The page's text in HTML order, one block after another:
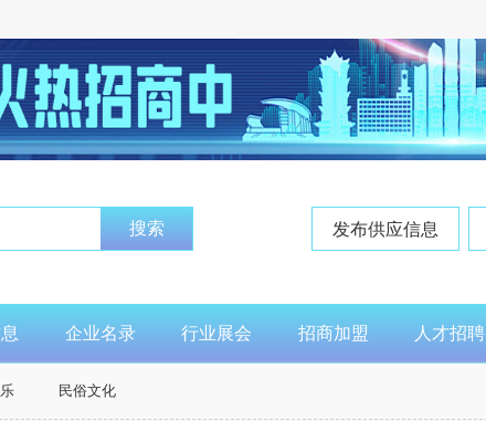
搜索 发布供应信息
企业名录 行业展会 招商加盟 人才招聘
民俗文化